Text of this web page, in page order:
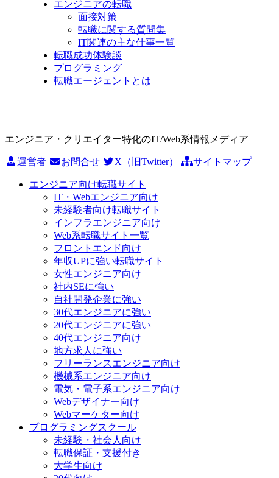
エンジニアの転職
面接対策
転職に関する質問集
IT関連の主な仕事一覧
転職成功体験談
プログラミング
転職エージェントとは
エンジニア・クリエイター特化のIT/Web系情報メディア
運営者 お問合せ X（旧Twitter） サイトマップ
エンジニア向け転職サイト
IT・Webエンジニア向け
未経験者向け転職サイト
インフラエンジニア向け
Web系転職サイト一覧
フロントエンド向け
年収UPに強い転職サイト
女性エンジニア向け
社内SEに強い
自社開発企業に強い
30代エンジニアに強い
20代エンジニアに強い
40代エンジニア向け
地方求人に強い
フリーランスエンジニア向け
機械系エンジニア向け
電気・電子系エンジニア向け
Webデザイナー向け
Webマーケター向け
プログラミングスクール
未経験・社会人向け
転職保証・支援付き
大学生向け